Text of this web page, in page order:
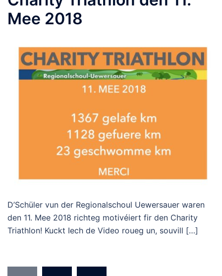
Mee 2018
D’Schüler vun der Regionalschoul Uewersauer waren
den 11. Mee 2018 richteg motivéiert fir den Charity
Triathlon! Kuckt Iech de Video roueg un, souvill […]